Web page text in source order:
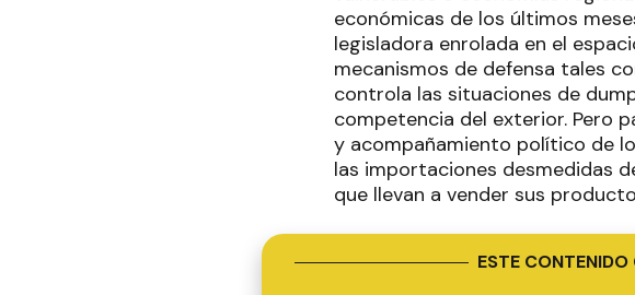
económicas de los últimos
legisladora enrolada en el
mecanismos de defensa tales
controla las situaciones de
competencia del exterior. Pero
y acompañamiento político de
las importaciones desmedidas
que llevan a vender sus
ESTE